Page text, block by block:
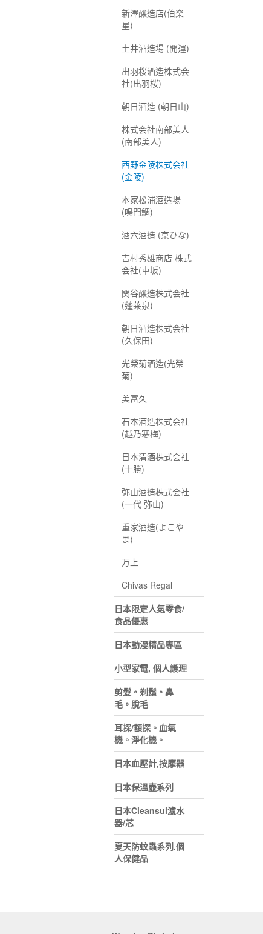
新澤醸造店(伯楽
星)
土井酒造場 (開運)
出羽桜酒造株式会
社(出羽桜)
朝日酒造 (朝日山)
株式会社南部美人
(南部美人)
西野金陵株式会社
(金陵)
本家松浦酒造場
(鳴門鯛)
酒六酒造 (京ひな)
吉村秀雄商店 株式
会社(車坂)
関谷醸造株式会社
(蓬莱泉)
朝日酒造株式会社
(久保田)
光榮菊酒造(光榮
菊)
美冨久
石本酒造株式会社
(越乃寒梅)
日本清酒株式会社
(十勝)
弥山酒造株式会社
(一代 弥山)
重家酒造(よこや
ま)
万上
Chivas Regal
日本限定人氣零食/
食品優惠
日本動漫精品專區
小型家電, 個人護理
剪髮。剃鬚。鼻
毛。脫毛
耳探/額探。血氧
機。淨化機。
日本血壓計,按摩器
日本保溫壺系列
日本Cleansui濾水
器/芯
夏天防蚊蟲系列.個
人保健品